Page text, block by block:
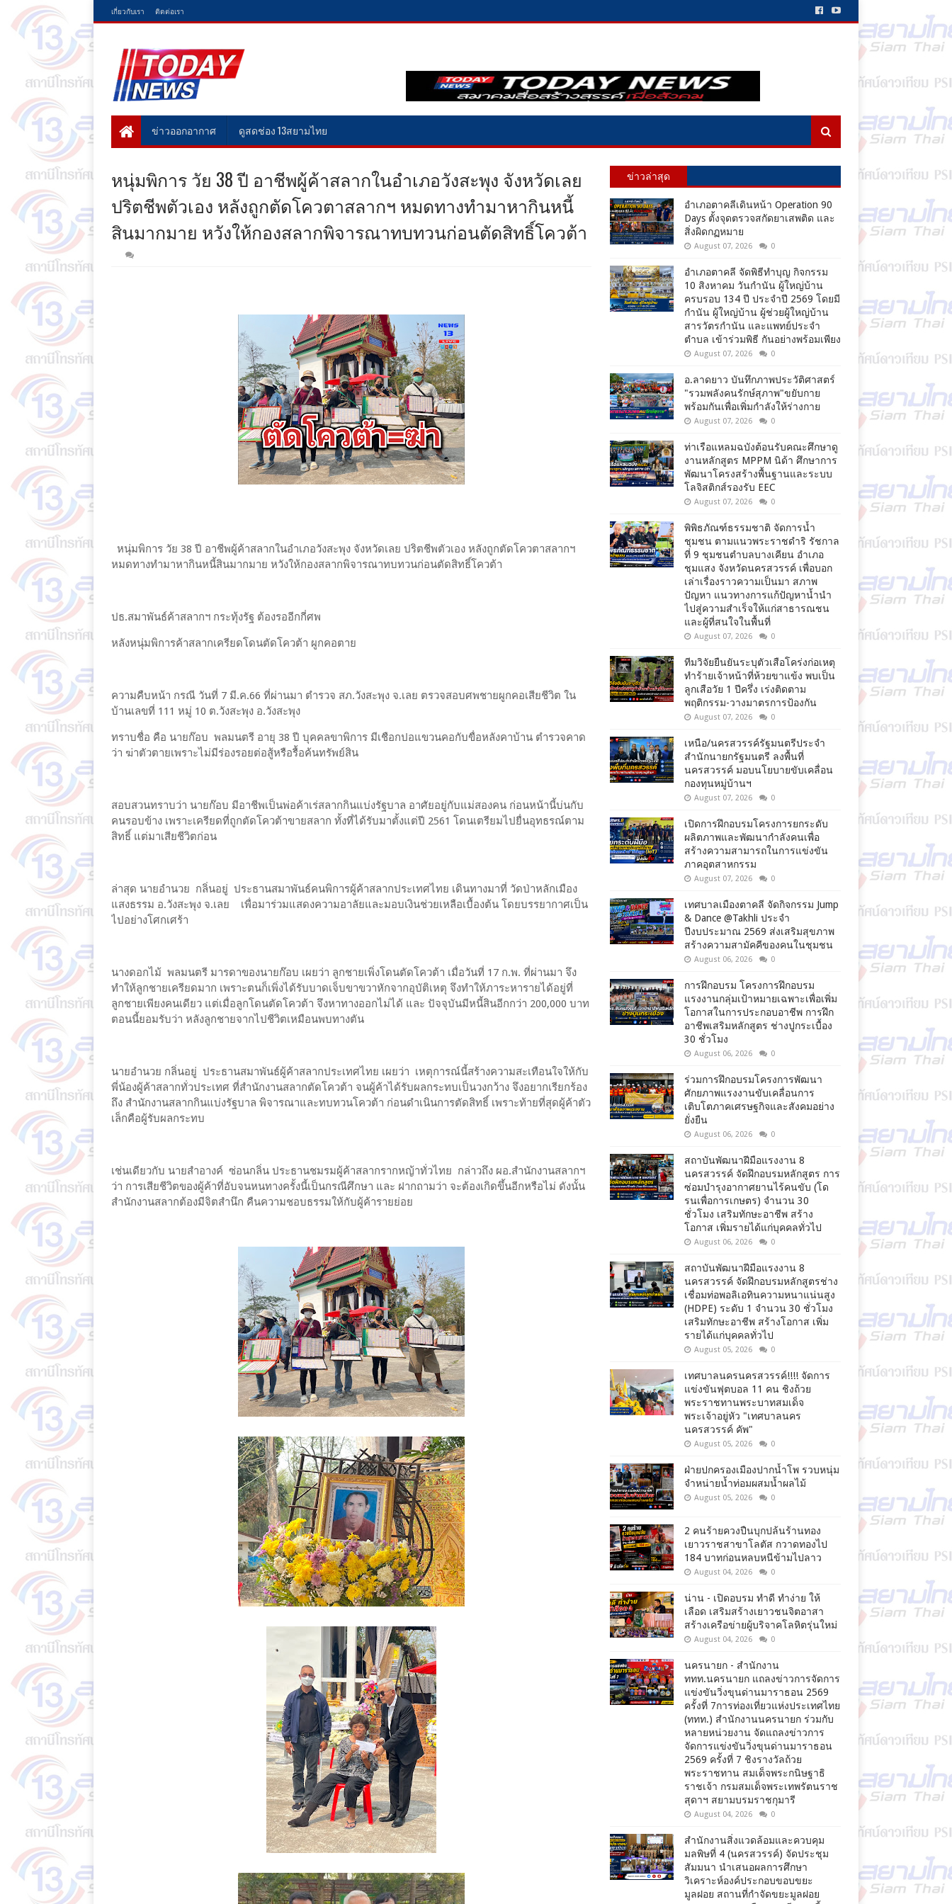
เกี่ยวกับเรา ติดต่อเรา
ข่าวออกอากาศ ดูสดช่อง 13สยามไทย
หนุ่มพิการ วัย 38 ปี อาชีพผู้ค้าสลากในอำเภอวังสะพุง จังหวัดเลย
ปริตชีพตัวเอง หลังถูกตัดโควตาสลากฯ หมดทางทำมาหากินหนี้
สินมากมาย หวังให้กองสลากพิจารณาทบทวนก่อนตัดสิทธิ์โควต้า
หนุ่มพิการ วัย 38 ปี อาชีพผู้ค้าสลากในอำเภอวังสะพุง จังหวัดเลย ปริตชีพตัวเอง หลังถูกตัดโควตาสลากฯ
หมดทางทำมาหากินหนี้สินมากมาย หวังให้กองสลากพิจารณาทบทวนก่อนตัดสิทธิ์โควต้า
ปธ.สมาพันธ์ค้าสลากฯ กระทุ้งรัฐ ต้องรออีกกี่ศพ
หลังหนุ่มพิการค้าสลากเครียดโดนตัดโควต้า ผูกคอตาย
ความคืบหน้า กรณี วันที่ 7 มี.ค.66 ที่ผ่านมา ตำรวจ สภ.วังสะพุง จ.เลย ตรวจสอบศพชายผูกคอเสียชีวิต ใน
บ้านเลขที่ 111 หมู่ 10 ต.วังสะพุง อ.วังสะพุง
ทราบชื่อ คือ นายก๊อบ พลมนตรี อายุ 38 ปี บุคคลขาพิการ มีเชือกปอแขวนคอกับขื่อหลังคาบ้าน ตำรวจคาด
ว่า ฆ่าตัวตายเพราะไม่มีร่องรอยต่อสู้หรือรื้อค้นทรัพย์สิน
สอบสวนทราบว่า นายก๊อบ มีอาชีพเป็นพ่อค้าเร่สลากกินแบ่งรัฐบาล อาศัยอยู่กับแม่สองคน ก่อนหน้านี้บ่นกับ
คนรอบข้าง เพราะเครียดที่ถูกตัดโควต้าขายสลาก ทั้งที่ได้รับมาตั้งแต่ปี 2561 โดนเตรียมไปยื่นอุทธรณ์ตาม
สิทธิ์ แต่มาเสียชีวิตก่อน
ล่าสุด นายอำนวย กลิ่นอยู่ ประธานสมาพันธ์คนพิการผู้ค้าสลากประเทศไทย เดินทางมาที่ วัดป่าหลักเมือง
แสงธรรม อ.วังสะพุง จ.เลย เพื่อมาร่วมแสดงความอาลัยและมอบเงินช่วยเหลือเบื้องต้น โดยบรรยากาศเป็น
ไปอย่างโศกเศร้า
นางดอกไม้ พลมนตรี มารดาของนายก๊อบ เผยว่า ลูกชายเพิ่งโดนตัดโควต้า เมื่อวันที่ 17 ก.พ. ที่ผ่านมา จึง
ทำให้ลูกชายเครียดมาก เพราะตนก็เพิ่งได้รับบาดเจ็บขาขวาหักจากอุบัติเหตุ จึงทำให้ภาระหารายได้อยู่ที่
ลูกชายเพียงคนเดียว แต่เมื่อลูกโดนตัดโควต้า จึงหาทางออกไม่ได้ และ ปัจจุบันมีหนี้สินอีกกว่า 200,000 บาท
ตอนนี้ยอมรับว่า หลังลูกชายจากไปชีวิตเหมือนพบทางตัน
นายอำนวย กลิ่นอยู่ ประธานสมาพันธ์ผู้ค้าสลากประเทศไทย เผยว่า เหตุการณ์นี้สร้างความสะเทือนใจให้กับ
พี่น้องผู้ค้าสลากทั่วประเทศ ที่สำนักงานสลากตัดโควต้า จนผู้ค้าได้รับผลกระทบเป็นวงกว้าง จึงอยากเรียกร้อง
ถึง สำนักงานสลากกินแบ่งรัฐบาล พิจารณาและทบทวนโควต้า ก่อนดำเนินการตัดสิทธิ์ เพราะท้ายที่สุดผู้ค้าตัว
เล็กคือผู้รับผลกระทบ
เช่นเดียวกับ นายสำอางค์ ซ่อนกลิ่น ประธานชมรมผู้ค้าสลากรากหญ้าทั่วไทย กล่าวถึง ผอ.สำนักงานสลากฯ
ว่า การเสียชีวิตของผู้ค้าที่อับจนหนทางครั้งนี้เป็นกรณีศึกษา และ ฝากถามว่า จะต้องเกิดขึ้นอีกหรือไม่ ดังนั้น
สำนักงานสลากต้องมีจิตสำนึก คืนความชอบธรรมให้กับผู้ค้ารายย่อย
ข่าวล่าสุด
อำเภอตาคลีเดินหน้า Operation 90
Days ตั้งจุดตรวจสกัดยาเสพติด และ
สิ่งผิดกฏหมาย
August 07, 2026 0
อำเภอตาคลี จัดพิธีทำบุญ กิจกรรม
10 สิงหาคม วันกำนัน ผู้ใหญ่บ้าน
ครบรอบ 134 ปี ประจำปี 2569 โดยมี
กำนัน ผู้ใหญ่บ้าน ผู้ช่วยผู้ใหญ่บ้าน
สารวัตรกำนัน และแพทย์ประจำ
ตำบล เข้าร่วมพิธี กันอย่างพร้อมเพียง
August 07, 2026 0
อ.ลาดยาว บันทึกภาพประวัติศาสตร์
"รวมพลังคนรักษ์สุภาพ"ขยับกาย
พร้อมกันเพื่อเพิ่มกำลังให้ร่างกาย
August 07, 2026 0
ท่าเรือแหลมฉบังต้อนรับคณะศึกษาดู
งานหลักสูตร MPPM นิด้า ศึกษาการ
พัฒนาโครงสร้างพื้นฐานและระบบ
โลจิสติกส์รองรับ EEC
August 07, 2026 0
พิพิธภัณฑ์ธรรมชาติ จัดการน้ำ
ชุมชน ตามแนวพระราชดำริ รัชกาล
ที่ 9 ชุมชนตำบลบางเคียน อำเภอ
ชุมแสง จังหวัดนครสวรรค์ เพื่อบอก
เล่าเรื่องราวความเป็นมา สภาพ
ปัญหา แนวทางการแก้ปัญหาน้ำนำ
ไปสู่ความสำเร็จให้แก่สาธารณชน
และผู้ที่สนใจในพื้นที่
August 07, 2026 0
ทีมวิจัยยืนยันระบุตัวเสือโคร่งก่อเหตุ
ทำร้ายเจ้าหน้าที่ห้วยขาแข้ง พบเป็น
ลูกเสือวัย 1 ปีครึ่ง เร่งติดตาม
พฤติกรรม-วางมาตรการป้องกัน
August 07, 2026 0
เหนือ/นครสวรรค์รัฐมนตรีประจำ
สำนักนายกรัฐมนตรี ลงพื้นที่
นครสวรรค์ มอบนโยบายขับเคลื่อน
กองทุนหมู่บ้านฯ
August 07, 2026 0
เปิดการฝึกอบรมโครงการยกระดับ
ผลิตภาพและพัฒนากำลังคนเพื่อ
สร้างความสามารถในการแข่งขัน
ภาคอุตสาหกรรม
August 07, 2026 0
เทศบาลเมืองตาคลี จัดกิจกรรม Jump
& Dance @Takhli ประจำ
ปีงบประมาณ 2569 ส่งเสริมสุขภาพ
สร้างความสามัคคีของคนในชุมชน
August 06, 2026 0
การฝึกอบรม โครงการฝึกอบรม
แรงงานกลุ่มเป้าหมายเฉพาะเพื่อเพิ่ม
โอกาสในการประกอบอาชีพ การฝึก
อาชีพเสริมหลักสูตร ช่างปูกระเบื้อง
30 ชั่วโมง
August 06, 2026 0
ร่วมการฝึกอบรมโครงการพัฒนา
ศักยภาพแรงงานขับเคลื่อนการ
เติบโตภาคเศรษฐกิจและสังคมอย่าง
ยั่งยืน
August 06, 2026 0
สถาบันพัฒนาฝีมือแรงงาน 8
นครสวรรค์ จัดฝึกอบรมหลักสูตร การ
ซ่อมบำรุงอากาศยานไร้คนขับ (โด
รนเพื่อการเกษตร) จำนวน 30
ชั่วโมง เสริมทักษะอาชีพ สร้าง
โอกาส เพิ่มรายได้แก่บุคคลทั่วไป
August 06, 2026 0
สถาบันพัฒนาฝีมือแรงงาน 8
นครสวรรค์ จัดฝึกอบรมหลักสูตรช่าง
เชื่อมท่อพอลิเอทินความหนาแน่นสูง
(HDPE) ระดับ 1 จำนวน 30 ชั่วโมง
เสริมทักษะอาชีพ สร้างโอกาส เพิ่ม
รายได้แก่บุคคลทั่วไป
August 05, 2026 0
เทศบาลนครนครสวรรค์!!!! จัดการ
แข่งขันฟุตบอล 11 คน ชิงถ้วย
พระราชทานพระบาทสมเด็จ
พระเจ้าอยู่หัว "เทศบาลนคร
นครสวรรค์ คัพ"
August 05, 2026 0
ฝ่ายปกครองเมืองปากน้ำโพ รวบหนุ่ม
จำหน่ายน้ำท่อมผสมน้ำผลไม้
August 05, 2026 0
2 คนร้ายควงปืนบุกปล้นร้านทอง
เยาวราชสาขาโลตัส กวาดทองไป
184 บาทก่อนหลบหนีข้ามไปลาว
August 04, 2026 0
น่าน - เปิดอบรม ทำดี ทำง่าย ให้
เลือด เสริมสร้างเยาวชนจิตอาสา
สร้างเครือข่ายผู้บริจาคโลหิตรุ่นใหม่
August 04, 2026 0
นครนายก - สำนักงาน
ททท.นครนายก แถลงข่าวการจัดการ
แข่งขันวิ่งขุนด่านมาราธอน 2569
ครั้งที่ 7การท่องเที่ยวแห่งประเทศไทย
(ททท.) สำนักงานนครนายก ร่วมกับ
หลายหน่วยงาน จัดแถลงข่าวการ
จัดการแข่งขันวิ่งขุนด่านมาราธอน
2569 ครั้งที่ 7 ชิงรางวัลถ้วย
พระราชทาน สมเด็จพระกนิษฐาธิ
ราชเจ้า กรมสมเด็จพระเทพรัตนราช
สุดาฯ สยามบรมราชกุมารี
August 04, 2026 0
สำนักงานสิ่งแวดล้อมและควบคุม
มลพิษที่ 4 (นครสวรรค์) จัดประชุม
สัมมนา นำเสนอผลการศึกษา
วิเคราะห์องค์ประกอบขอบขยะ
มูลฝอย สถานที่กำจัดขยะมูลฝอย